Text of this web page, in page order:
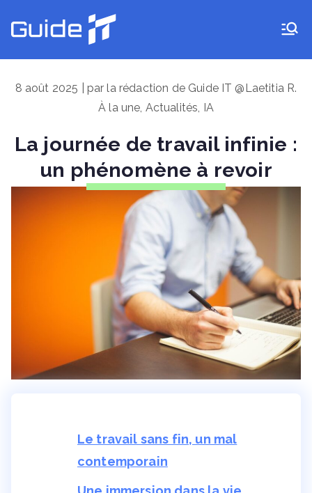
au
8 août 2025 | par la rédaction de Guide IT @Laetitia R.
À la une, Actualités, IA
La journée de travail infinie :
un phénomène à revoir
Le travail sans fin, un mal
contemporain